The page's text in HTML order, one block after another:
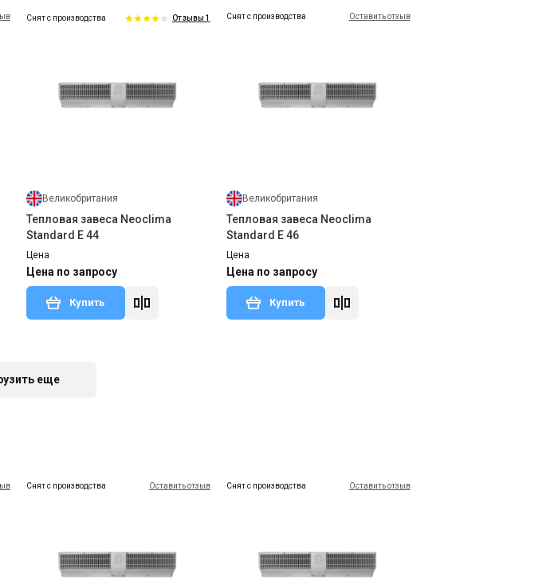
Снят с производства Отзывы 1
Великобритания
Тепловая завеса Neoclima
Standard E 44
Цена
Цена по запросу
Купить
Снят с производства Оставить отзыв
Великобритания
Тепловая завеса Neoclima
Standard E 46
Цена
Цена по запросу
Купить
Intellect W 24 IOB
еще
Снят с производства Оставить отзыв Снят с производства Оставить отзыв